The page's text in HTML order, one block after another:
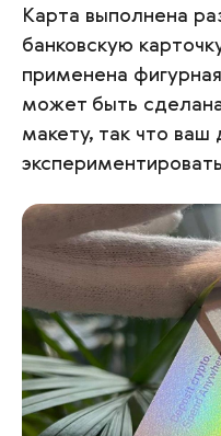
Карта выполнена
банковскую
применена
может быть
макету, так что